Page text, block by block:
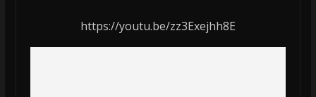
https://youtu.be/zz3Exejhh8E